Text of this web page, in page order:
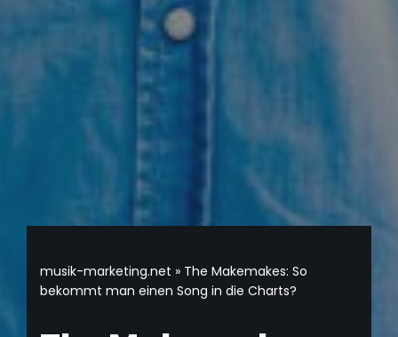
musik-marketing.net » The Makemakes: So
bekommt man einen Song in die Charts?